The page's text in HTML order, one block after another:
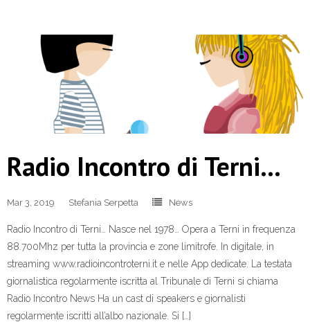
Radio Incontro di Terni…
Mar 3, 2019 Stefania Serpetta News
Radio Incontro di Terni… Nasce nel 1978… Opera a Terni in frequenza
88.700Mhz per tutta la provincia e zone limitrofe. In digitale, in
streaming www.radioincontroterni.it e nelle App dedicate. La testata
giornalistica regolarmente iscritta al Tribunale di Terni si chiama
Radio Incontro News Ha un cast di speakers e giornalisti
regolarmente iscritti all’albo nazionale. Si […]